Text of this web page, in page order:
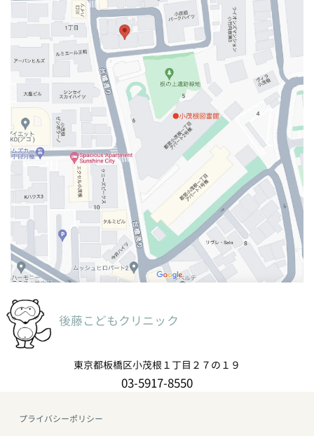
後藤こどもクリニック
東京都板橋区小茂根１丁目２７の１９
03-5917-8550
プライバシーポリシー